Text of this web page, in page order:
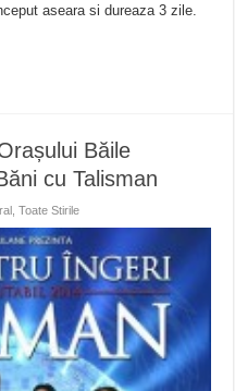
aseara si dureaza 3 zile.
Băile
cu Talisman
,Toate Stirile